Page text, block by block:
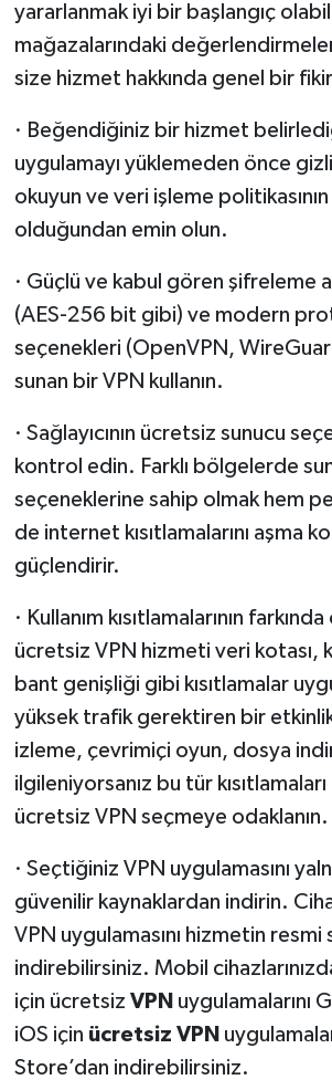
yararlanmak iyi bir başlangıç
mağazalarındaki
size hizmet hakkında genel bir
· Beğendiğiniz bir hizmet
uygulamayı yüklemeden önce
okuyun ve veri işleme
olduğundan emin olun.
· Güçlü ve kabul gören şifreleme
(AES-256 bit gibi) ve modern
seçenekleri (OpenVPN,
sunan bir VPN kullanın.
· Sağlayıcının ücretsiz sunucu
kontrol edin. Farklı bölgelerde
seçeneklerine sahip olmak hem
de internet kısıtlamalarını aşma
güçlendirir.
· Kullanım kısıtlamalarının
ücretsiz VPN hizmeti veri kotası,
bant genişliği gibi kısıtlamalar
yüksek trafik gerektiren bir
izleme, çevrimiçi oyun, dosya
ilgileniyorsanız bu tür
ücretsiz VPN seçmeye odaklanın.
· Seçtiğiniz VPN uygulamasını
güvenilir kaynaklardan indirin.
VPN uygulamasını hizmetin
indirebilirsiniz. Mobil
için ücretsiz VPN uygulamalarını
iOS için ücretsiz VPN
Store’dan indirebilirsiniz.